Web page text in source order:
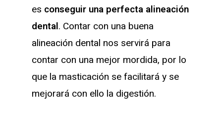
es conseguir una perfecta alineación
dental. Contar con una buena
alineación dental nos servirá para
contar con una mejor mordida, por lo
que la masticación se facilitará y se
mejorará con ello la digestión.